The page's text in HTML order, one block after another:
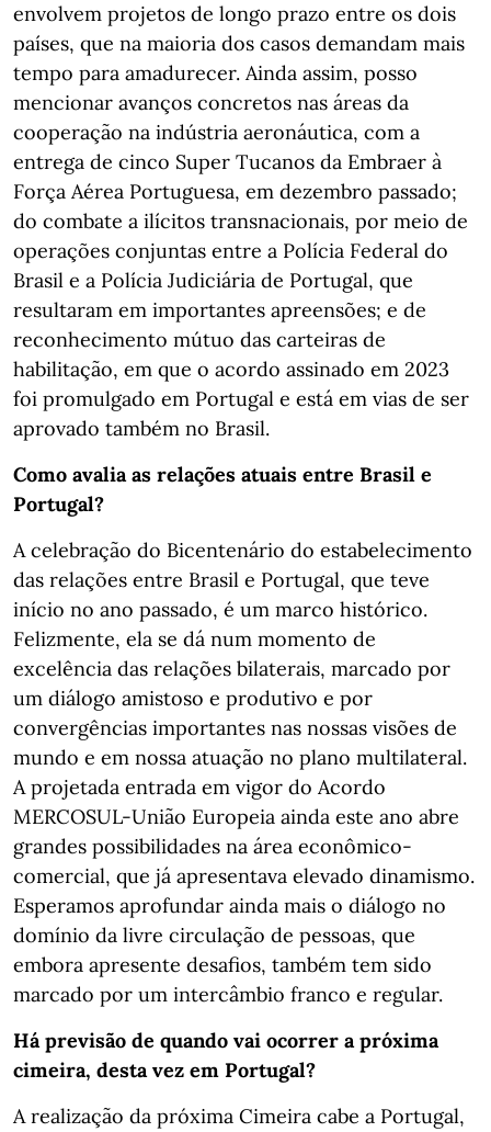
envolvem projetos de longo prazo entre os dois
países, que na maioria dos casos demandam mais
tempo para amadurecer. Ainda assim, posso
mencionar avanços concretos nas áreas da
cooperação na indústria aeronáutica, com a
entrega de cinco Super Tucanos da Embraer à
Força Aérea Portuguesa, em dezembro passado;
do combate a ilícitos transnacionais, por meio de
operações conjuntas entre a Polícia Federal do
Brasil e a Polícia Judiciária de Portugal, que
resultaram em importantes apreensões; e de
reconhecimento mútuo das carteiras de
habilitação, em que o acordo assinado em 2023
foi promulgado em Portugal e está em vias de ser
aprovado também no Brasil.
Como avalia as relações atuais entre Brasil e
Portugal?
A celebração do Bicentenário do estabelecimento
das relações entre Brasil e Portugal, que teve
início no ano passado, é um marco histórico.
Felizmente, ela se dá num momento de
excelência das relações bilaterais, marcado por
um diálogo amistoso e produtivo e por
convergências importantes nas nossas visões de
mundo e em nossa atuação no plano multilateral.
A projetada entrada em vigor do Acordo
MERCOSUL-União Europeia ainda este ano abre
grandes possibilidades na área econômico-
comercial, que já apresentava elevado dinamismo.
Esperamos aprofundar ainda mais o diálogo no
domínio da livre circulação de pessoas, que
embora apresente desafios, também tem sido
marcado por um intercâmbio franco e regular.
Há previsão de quando vai ocorrer a próxima
cimeira, desta vez em Portugal?
A realização da próxima Cimeira cabe a Portugal,